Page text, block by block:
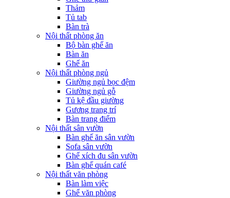
Thảm
Tủ tab
Bàn trà
Nội thất phòng ăn
Bộ bàn ghế ăn
Bàn ăn
Ghế ăn
Nội thất phòng ngủ
Giường ngủ bọc đệm
Giường ngủ gỗ
Tủ kệ đầu giường
Gương trang trí
Bàn trang điểm
Nội thất sân vườn
Bàn ghế ăn sân vườn
Sofa sân vườn
Ghế xích đu sân vườn
Bàn ghế quán café
Nội thất văn phòng
Bàn làm việc
Ghế văn phòng